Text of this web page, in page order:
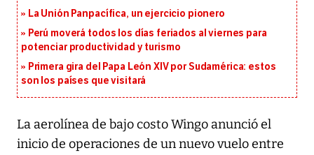
La Unión Panpacífica, un ejercicio pionero
Perú moverá todos los días feriados al viernes para
potenciar productividad y turismo
Primera gira del Papa León XIV por Sudamérica: estos
son los países que visitará
La aerolínea de bajo costo Wingo anunció el
inicio de operaciones de un nuevo vuelo entre